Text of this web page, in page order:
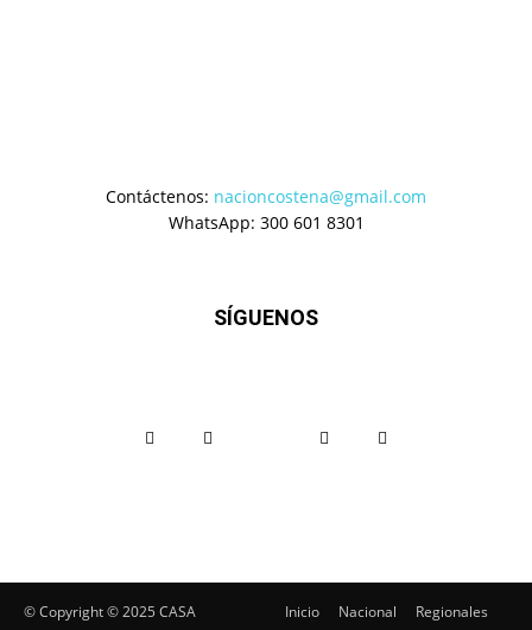
Contáctenos: nacioncostena@gmail.com
WhatsApp: 300 601 8301
SÍGUENOS
© Copyright ©️ 2025 CASA
Inicio Nacional
Regionales